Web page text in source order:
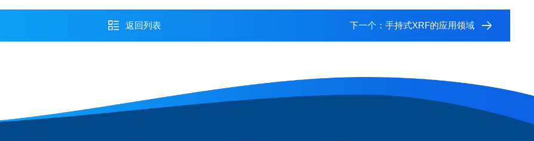
返回列表 下一个： 手持式XRF的应用领域